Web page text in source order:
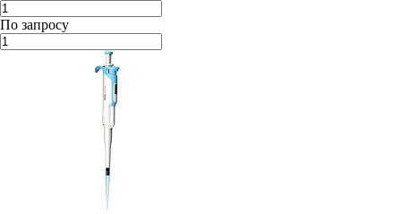
По запросу